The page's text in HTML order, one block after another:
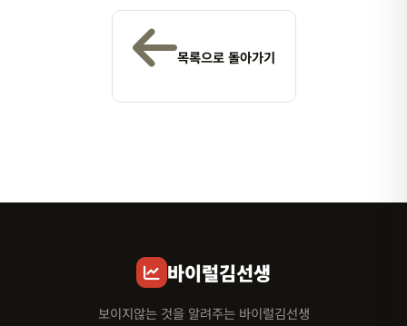
목록으로 돌아가기
바이럴김선생
보이지않는 것을 알려주는 바이럴김선생